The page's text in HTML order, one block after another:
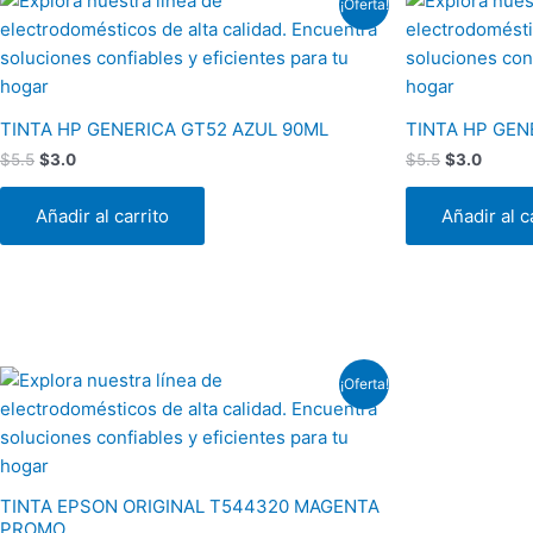
¡Oferta!
TINTA HP GENERICA GT52 AZUL 90ML
$5.5
precio
original
era:
$3.0
actual
es:
Añadir al carrito
TINTA HP
$5.5
precio
original
era:
$3.0
actual
es:
Añadir al
¡Oferta!
TINTA EPSON ORIGINAL T544320 MAGENTA
El
precio
original
era:
El
actual
es: